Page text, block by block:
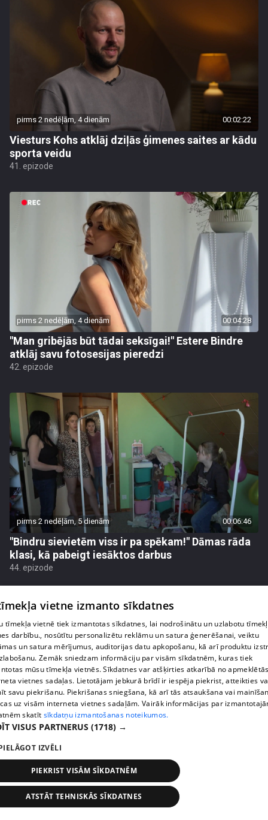
pirms 2 nedēļām, 4 dienām 00:02:22
Viesturs Kohs atklāj dziļās ģimenes saites ar kādu
sporta veidu
41. epizode
pirms 2 nedēļām, 4 dienām 00:04:28
"Man gribējās būt tādai seksīgai!" Estere Bindre
atklāj savu fotosesijas pieredzi
42. epizode
pirms 2 nedēļām, 5 dienām 00:06:46
"Bindru sievietēm viss ir pa spēkam!" Dāmas rāda
klasi, kā pabeigt iesāktos darbus
44. epizode
pirms 2 nedēļām, 5 dienām
Olga Koha neslēpj aizvainojumu par vīra
41. epizode
vietne izmanto sīkdatnes
tīmekļa vietnē tiek izmantotas sīkdatnes, lai nodrošinātu un uzlabotu
darbību., nosūtītu personalizētu reklāmu un satura ģenerēšanai, veiktu
un satura mērījumus, auditorijas datu apkopošanu, kā arī produktu
Zemāk sniedzam informāciju par visām sīkdatnēm, kuras tiek
mūsu tīmekļa vietnēs. Sīkdatnes var atšķirties atkarībā no
vietnes sadaļas. Lietotājam jebkurā brīdī ir iespēja piekrist, atteikties
savu piekrišanu. Piekrišanas sniegšana, kā arī tās atsaukšana vai
uz visām interneta vietnes sadaļām. Vairāk informācijas par
skatīt sīkdatņu izmantošanas noteikumos.
VISUS PARTNERUS (1718) →
IZVĒLI
PIEKRIST VISĀM SĪKDATNĒM
ATSTĀT TEHNISKĀS SĪKDATNES